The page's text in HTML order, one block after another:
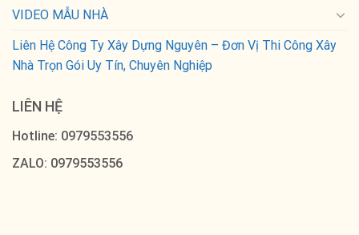
VIDEO MẪU NHÀ
Liên Hệ Công Ty Xây Dựng Nguyên – Đơn Vị Thi Công Xây
Nhà Trọn Gói Uy Tín, Chuyên Nghiệp
LIÊN HỆ
Hotline: 0979553556
ZALO: 0979553556